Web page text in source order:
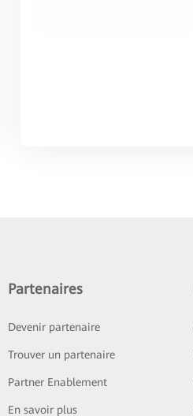
Partenaires
Devenir partenaire
Trouver un partenaire
Partner Enablement
En savoir plus